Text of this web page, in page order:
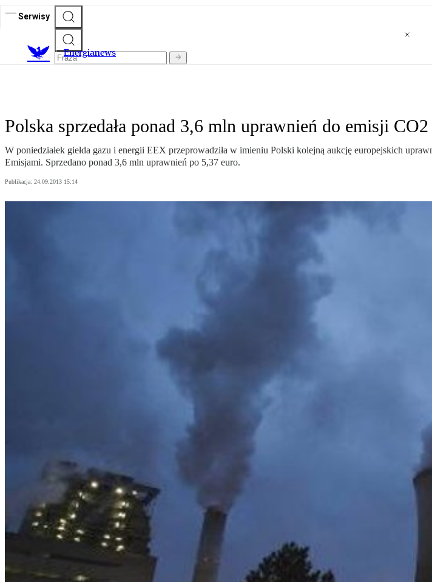
Serwisy
Energianews
Polska sprzedała ponad 3,6 mln uprawnień do emisji
W poniedziałek giełda gazu i energii EEX przeprowadziła w imieniu Polski kolejną aukcję europejskich
Emisjami. Sprzedano ponad 3,6 mln uprawnień po 5,37 euro.
Publikacja: 24.09.2013 15:14